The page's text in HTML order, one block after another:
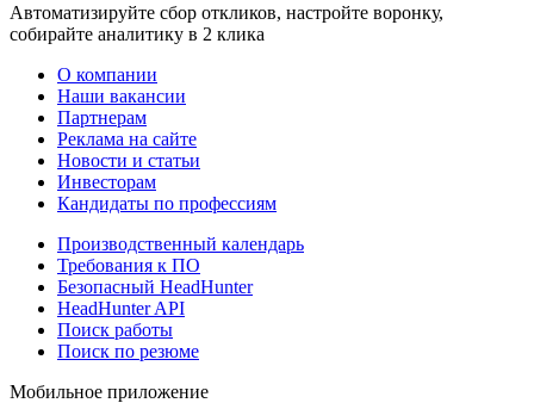
Автоматизируйте сбор откликов, настройте воронку,
собирайте аналитику в 2 клика
О компании
Наши вакансии
Партнерам
Реклама на сайте
Новости и статьи
Инвесторам
Кандидаты по профессиям
Производственный календарь
Требования к ПО
Безопасный HeadHunter
HeadHunter API
Поиск работы
Поиск по резюме
Мобильное приложение